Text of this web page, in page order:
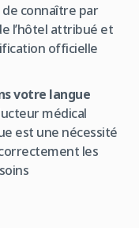
connaître par
l’hôtel attribué et
officielle
votre langue
médical
est une nécessité
les